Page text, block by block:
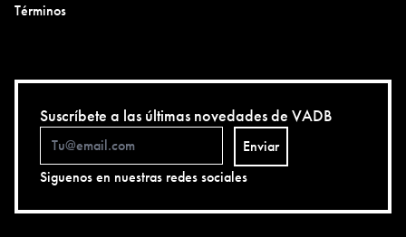
Términos
Suscríbete a las últimas novedades de VADB
Enviar
Siguenos en nuestras redes sociales